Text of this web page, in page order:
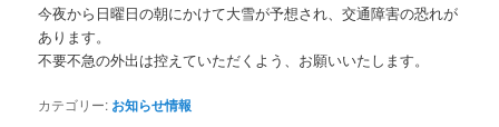
今夜から日曜日の朝にかけて大雪が予想され、交通障害の恐れが
あります。
不要不急の外出は控えていただくよう、お願いいたします。
カテゴリー: お知らせ情報